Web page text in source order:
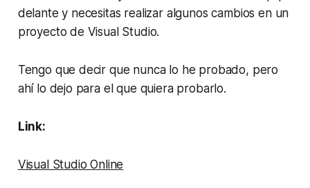
delante y necesitas realizar algunos cambios en un
proyecto de Visual Studio.
Tengo que decir que nunca lo he probado, pero
ahí lo dejo para el que quiera probarlo.
Link:
Visual Studio Online